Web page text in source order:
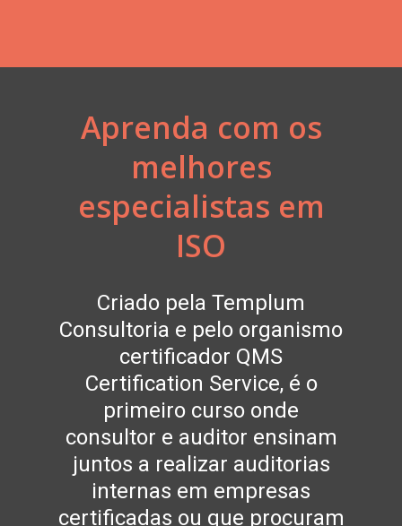
Aprenda com os
melhores
especialistas em
ISO
Criado pela Templum
Consultoria e pelo organismo
certificador QMS
Certification Service, é o
primeiro curso onde
consultor e auditor ensinam
juntos a realizar auditorias
internas em empresas
certificadas ou que procuram